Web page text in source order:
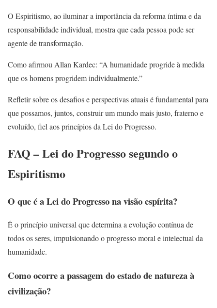
O Espiritismo, ao iluminar a importância da reforma íntima e da
responsabilidade individual, mostra que cada pessoa pode ser
agente de transformação.
Como afirmou Allan Kardec: “A humanidade progride à medida
que os homens progridem individualmente.”
Refletir sobre os desafios e perspectivas atuais é fundamental para
que possamos, juntos, construir um mundo mais justo, fraterno e
evoluído, fiel aos princípios da Lei do Progresso.
FAQ – Lei do Progresso segundo o
Espiritismo
O que é a Lei do Progresso na visão espírita?
É o princípio universal que determina a evolução contínua de
todos os seres, impulsionando o progresso moral e intelectual da
humanidade.
Como ocorre a passagem do estado de natureza à
civilização?